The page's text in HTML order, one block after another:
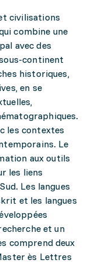
civilisations
combine une
avec des
continent
historiques,
en se
les contextes
Le
aux outils
les liens
Les langues
et les langues
et un
comprend deux
ès Lettres